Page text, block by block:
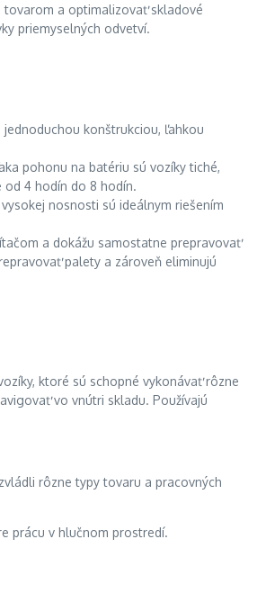
a optimalizovať skladové
priemyselných odvetví.
konštrukciou, ľahkou
pohonu na batériu sú vozíky tiché,
od 4 hodín do 8 hodín.
nosnosti sú ideálnym riešením
a dokážu samostatne prepravovať
palety a zároveň eliminujú
ktoré sú schopné vykonávať rôzne
vo vnútri skladu. Používajú
rôzne typy tovaru a pracovných
prácu v hlučnom prostredí.